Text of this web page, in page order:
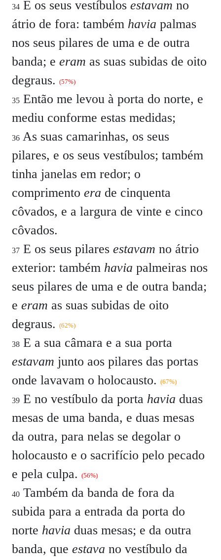
34 E os seus vestíbulos estavam no
átrio de fora: também havia palmas
nos seus pilares de uma e de outra
banda; e eram as suas subidas de oito
degraus. (57%)
35 Então me levou à porta do norte, e
mediu conforme estas medidas;
36 As suas camarinhas, os seus
pilares, e os seus vestíbulos; também
tinha janelas em redor; o
comprimento era de cinquenta
côvados, e a largura de vinte e cinco
côvados.
37 E os seus pilares estavam no átrio
exterior: também havia palmeiras nos
seus pilares de uma e de outra banda;
e eram as suas subidas de oito
degraus. (62%)
38 E a sua câmara e a sua porta
estavam junto aos pilares das portas
onde lavavam o holocausto. (67%)
39 E no vestíbulo da porta havia duas
mesas de uma banda, e duas mesas
da outra, para nelas se degolar o
holocausto e o sacrifício pelo pecado
e pela culpa. (56%)
40 Também da banda de fora da
subida para a entrada da porta do
norte havia duas mesas; e da outra
banda, que estava no vestíbulo da